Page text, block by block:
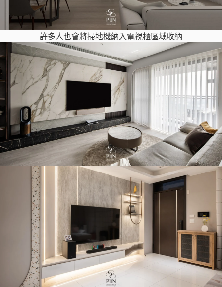
許多人也會將掃地機納入電視櫃區域收納